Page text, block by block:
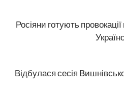
Росіяни готують провокації
Відбулася сесія